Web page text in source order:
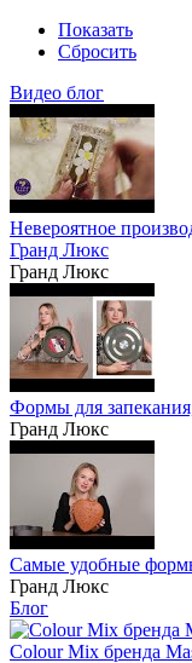
Показать
Сбросить
Видео блог
Невероятное
Гранд Люкс
Гранд Люкс
Формы для
Гранд Люкс
Самые удобные
Гранд Люкс
Блог
Colour Mix бренда